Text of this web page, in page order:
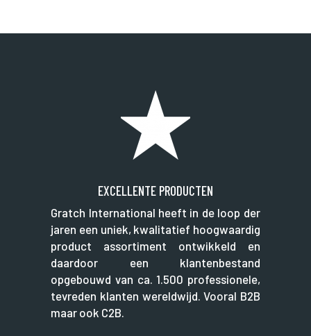
EXCELLENTE PRODUCTEN
Gratch International heeft in de loop der
jaren een uniek, kwalitatief hoogwaardig
product assortiment ontwikkeld en
daardoor een klantenbestand
opgebouwd van ca. 1.500 professionele,
tevreden klanten wereldwijd. Vooral B2B
maar ook C2B.